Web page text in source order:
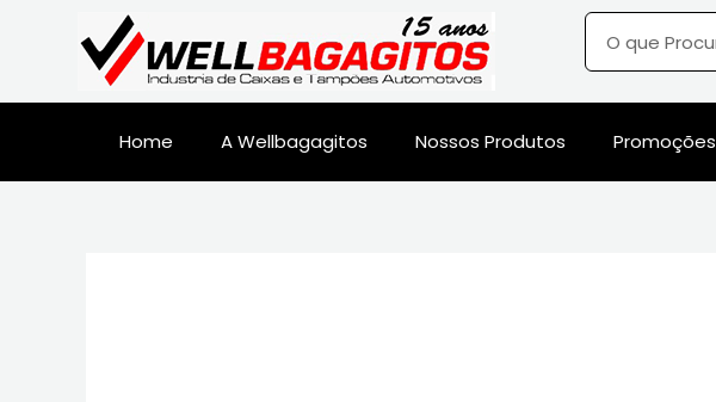
Home A Wellbagagitos Nossos Produtos Promoções